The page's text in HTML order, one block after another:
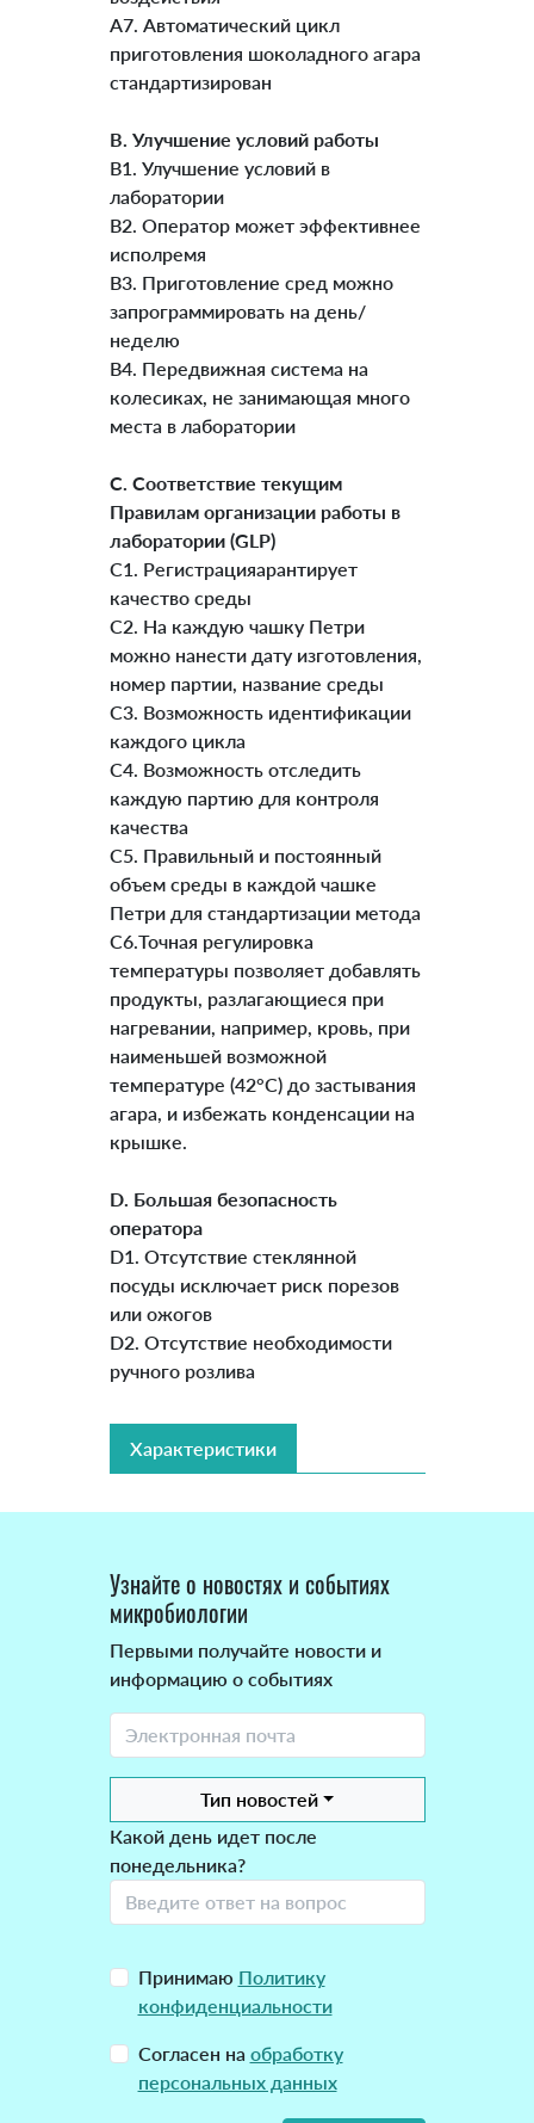
A7. Автоматический цикл
приготовления шоколадного агара
стандартизирован
B. Улучшение условий работы
B1. Улучшение условий в
лаборатории
B2. Оператор может эффективнее
исполремя
B3. Приготовление сред можно
запрограммировать на день/
неделю
B4. Передвижная система на
колесиках, не занимающая много
места в лаборатории
C. Соответствие текущим
Правилам организации работы в
лаборатории (GLP)
C1. Регистрацияарантирует
качество среды
C2. На каждую чашку Петри
можно нанести дату изготовления,
номер партии, название среды
C3. Возможность идентификации
каждого цикла
C4. Возможность отследить
каждую партию для контроля
качества
C5. Правильный и постоянный
объем среды в каждой чашке
Петри для стандартизации метода
C6.Точная регулировка
температуры позволяет добавлять
продукты, разлагающиеся при
нагревании, например, кровь, при
наименьшей возможной
температуре (42°C) до застывания
агара, и избежать конденсации на
крышке.
D. Большая безопасность
оператора
D1. Отсутствие стеклянной
посуды исключает риск порезов
или ожогов
D2. Отсутствие необходимости
ручного розлива
Характеристики
Узнайте о новостях и событиях
микробиологии
Первыми получайте новости и
информацию о событиях
Тип новостей
Какой день идет после
понедельника?
Принимаю Политику
конфиденциальности
Согласен на обработку
персональных данных